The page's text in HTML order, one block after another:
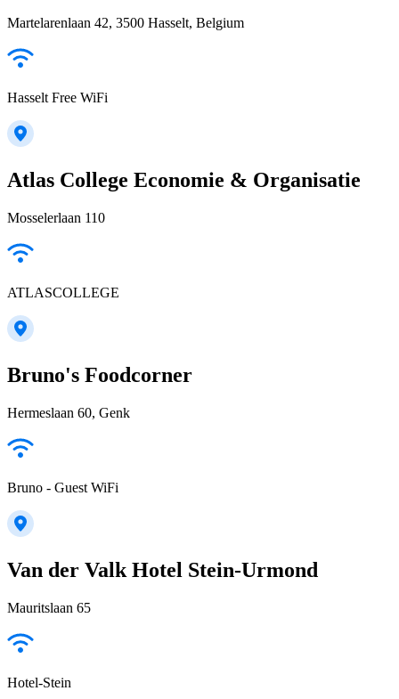
Martelarenlaan 42, 3500 Hasselt, Belgium
Hasselt Free WiFi
Atlas College Economie & Organisatie
Mosselerlaan 110
ATLASCOLLEGE
Bruno's Foodcorner
Hermeslaan 60, Genk
Bruno - Guest WiFi
Van der Valk Hotel Stein-Urmond
Mauritslaan 65
Hotel-Stein